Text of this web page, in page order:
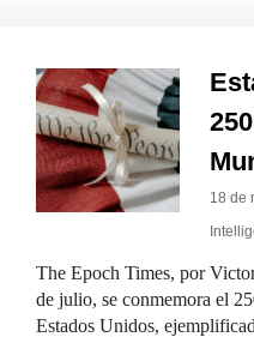
18 de
The Epoch Times, por
de julio, se conmemora el
Estados Unidos,